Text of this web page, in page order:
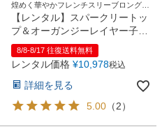
煌めく華やかフレンチスリーブロングド
レス
【レンタル】スパークリートッ
プ＆オーガンジーレイヤー子供
ドレス(JK3811)タープ
8/8-8/17 往復送料無料
レンタル価格 ¥10,978税込
詳細を見る
5.00 （2）